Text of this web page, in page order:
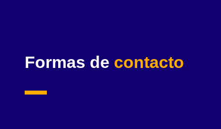
Formas de contacto